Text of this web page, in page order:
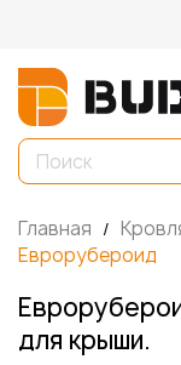
Главная
Еврорубероид
для крыши.